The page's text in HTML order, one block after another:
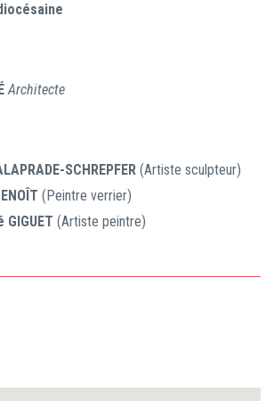
Architecte
SCHREPFER (Artiste sculpteur)
(Peintre verrier)
GIGUET (Artiste peintre)